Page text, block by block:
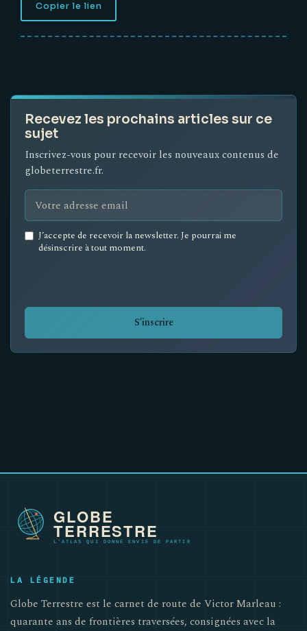
Copier le lien
Recevez les prochains articles sur ce
sujet
Inscrivez-vous pour recevoir les nouveaux contenus de
globeterrestre.fr.
Email
address
J’accepte de recevoir la newsletter. Je pourrai me
désinscrire à tout moment.
S’inscrire
LA LÉGENDE
Globe Terrestre est le carnet de route de Victor Marleau :
quarante ans de frontières traversées, consignées avec la